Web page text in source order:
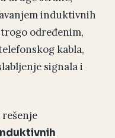
induktivnih
određenim,
kabla,
signala i
rešenje